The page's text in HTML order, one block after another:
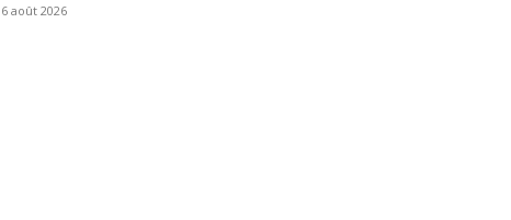
6 août 2026